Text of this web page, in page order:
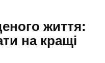
життя:
на кращі